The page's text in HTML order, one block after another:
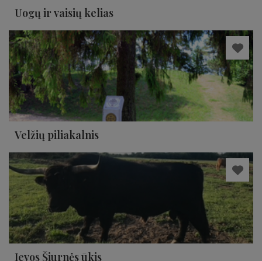
Uogų ir vaisių kelias
Velžių piliakalnis
Ievos Šiurnės ūkis